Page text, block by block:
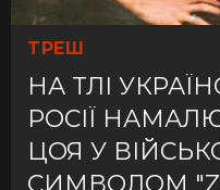
ТРЕШ
НА ТЛІ
РОСІЇ
ЦОЯ У
СИМВОЛОМ